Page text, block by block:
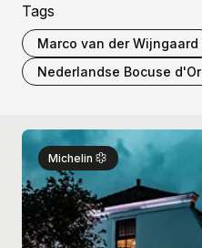
Tags
Marco van der Wijngaard
Nederlandse Bocuse d'Or
Michelin